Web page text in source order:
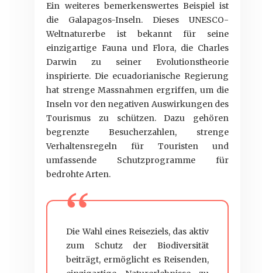
Ein weiteres bemerkenswertes Beispiel ist
die Galapagos-Inseln. Dieses UNESCO-
Weltnaturerbe ist bekannt für seine
einzigartige Fauna und Flora, die Charles
Darwin zu seiner Evolutionstheorie
inspirierte. Die ecuadorianische Regierung
hat strenge Massnahmen ergriffen, um die
Inseln vor den negativen Auswirkungen des
Tourismus zu schützen. Dazu gehören
begrenzte Besucherzahlen, strenge
Verhaltensregeln für Touristen und
umfassende Schutzprogramme für
bedrohte Arten.
Die Wahl eines Reiseziels, das aktiv
zum Schutz der Biodiversität
beiträgt, ermöglicht es Reisenden,